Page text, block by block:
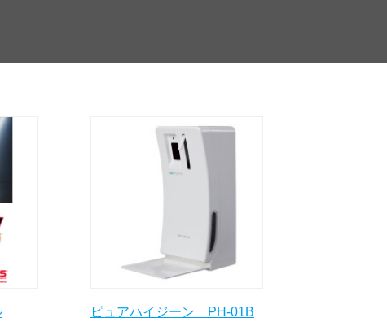
ピュアハイジーン PH-01B